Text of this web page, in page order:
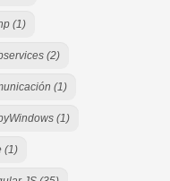
(1)
(2)
(1)
(1)
(1)